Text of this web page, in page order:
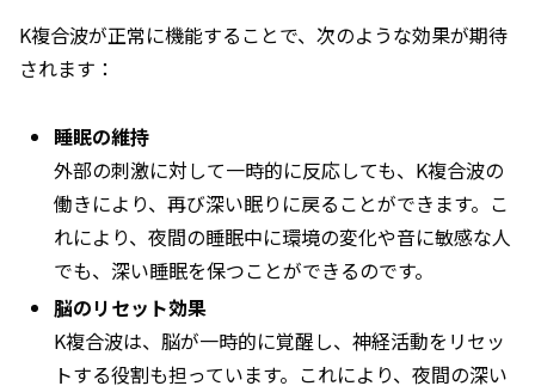
K複合波が正常に機能することで、次のような効果が期待
されます：
睡眠の維持
外部の刺激に対して一時的に反応しても、K複合波の
働きにより、再び深い眠りに戻ることができます。こ
れにより、夜間の睡眠中に環境の変化や音に敏感な人
でも、深い睡眠を保つことができるのです。
脳のリセット効果
K複合波は、脳が一時的に覚醒し、神経活動をリセッ
トする役割も担っています。これにより、夜間の深い